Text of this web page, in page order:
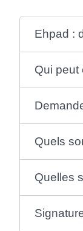
Ehpad :
Qui peut
Quels
Quelles